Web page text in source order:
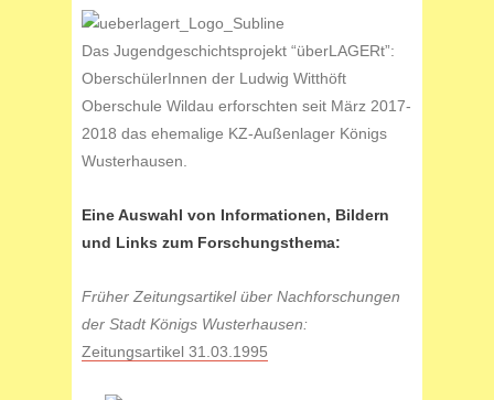
Das Jugendgeschichtsprojekt “überLAGERt”:
OberschülerInnen der Ludwig Witthöft
Oberschule Wildau erforschten seit März 2017-
2018 das ehemalige KZ-Außenlager Königs
Wusterhausen.
Eine Auswahl von Informationen, Bildern
und Links zum Forschungsthema:
Früher Zeitungsartikel über Nachforschungen
der Stadt Königs Wusterhausen:
Zeitungsartikel 31.03.1995